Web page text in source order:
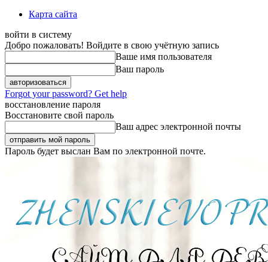
Карта сайта
войти в систему
Добро пожаловать! Войдите в свою учётную запись
Ваше имя пользователя
Ваш пароль
Forgot your password? Get help
восстановление пароля
Восстановите свой пароль
Ваш адрес электронной почты
Пароль будет выслан Вам по электронной почте.